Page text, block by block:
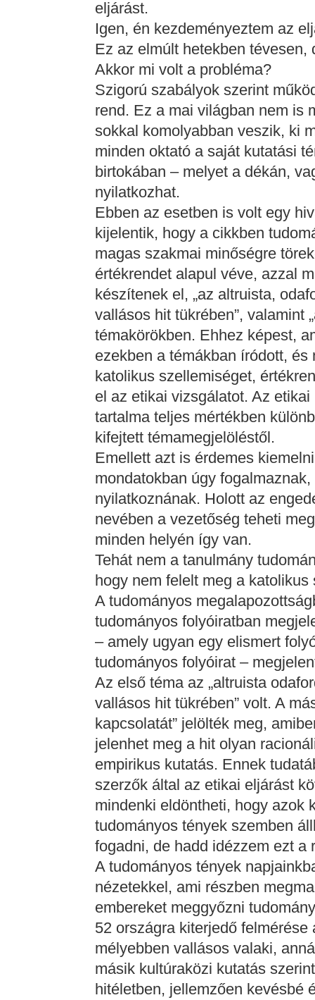
eljárást.
Igen, én kezdeményeztem az
Ez az elmúlt hetekben
Akkor mi volt a probléma?
Szigorú szabályok szerint
rend. Ez a mai világban nem is
sokkal komolyabban veszik, ki
minden oktató a saját kutatási
birtokában – melyet a dékán,
nyilatkozhat.
Ebben az esetben is volt egy
kijelentik, hogy a cikkben
magas szakmai minőségre
értékrendet alapul véve, azzal
készítenek el, „az altruista,
vallásos hit tükrében”, valamint
témakörökben. Ehhez képest,
ezekben a témákban íródott,
katolikus szellemiséget,
el az etikai vizsgálatot. Az
tartalma teljes mértékben
kifejtett témamegjelöléstől.
Emellett azt is érdemes
mondatokban úgy
nyilatkoznának. Holott az
nevében a vezetőség teheti
minden helyén így van.
Tehát nem a tanulmány
hogy nem felelt meg a
A tudományos
tudományos folyóiratban
– amely ugyan egy elismert
tudományos folyóirat –
Az első téma az „altruista
vallásos hit tükrében” volt. A
kapcsolatát” jelölték meg,
jelenhet meg a hit olyan
empirikus kutatás. Ennek
szerzők által az etikai eljárást
mindenki eldöntheti, hogy azok
tudományos tények szemben
fogadni, de hadd idézzem ezt
A tudományos tények
nézetekkel, ami részben
embereket meggyőzni
52 országra kiterjedő
mélyebben vallásos valaki,
másik kultúraközi kutatás
hitéletben, jellemzően kevésbé